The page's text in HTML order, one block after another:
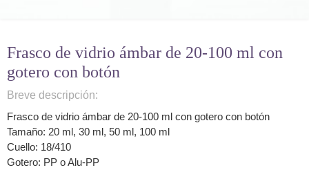
Frasco de vidrio ámbar de 20-100 ml con
gotero con botón
Breve descripción:
Frasco de vidrio ámbar de 20-100 ml con gotero con botón
Tamaño: 20 ml, 30 ml, 50 ml, 100 ml
Cuello: 18/410
Gotero: PP o Alu-PP